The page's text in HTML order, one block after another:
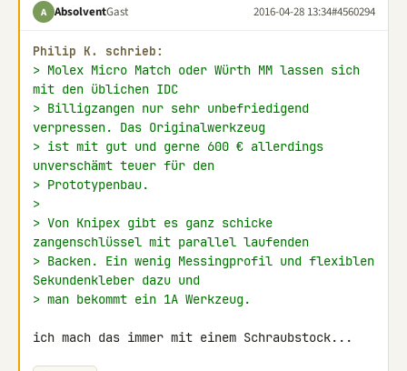
A AbsolventGast 2016-04-28 13:34#4560294
Philip K. schrieb:
> Molex Micro Match oder Würth MM lassen sich
mit den üblichen IDC
> Billigzangen nur sehr unbefriedigend
verpressen. Das Originalwerkzeug
> ist mit gut und gerne 600 € allerdings
unverschämt teuer für den
> Prototypenbau.
>
> Von Knipex gibt es ganz schicke
zangenschlüssel mit parallel laufenden
> Backen. Ein wenig Messingprofil und flexiblen
Sekundenkleber dazu und
> man bekommt ein 1A Werkzeug.
ich mach das immer mit einem Schraubstock...